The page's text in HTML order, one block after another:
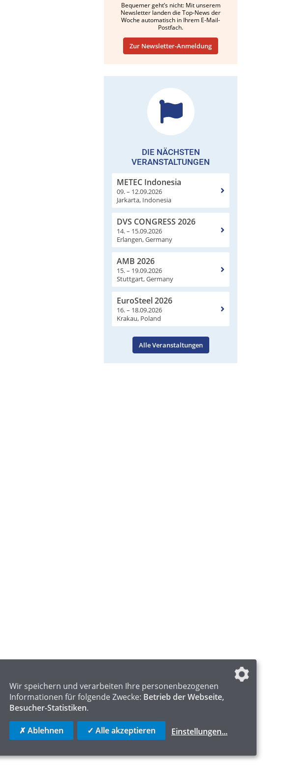
Bequemer geht’s nicht: Mit unserem
Newsletter landen die Top-News der
Woche automatisch in Ihrem E-Mail-
Postfach.
Zur Newsletter-Anmeldung
DIE NÄCHSTEN
VERANSTALTUNGEN
METEC Indonesia
09. – 12.09.2026
Jarkarta, Indonesia
DVS CONGRESS 2026
14. – 15.09.2026
Erlangen, Germany
AMB 2026
15. – 19.09.2026
Stuttgart, Germany
EuroSteel 2026
16. – 18.09.2026
Krakau, Poland
Alle Veranstaltungen
IMPRESSUM FAQ
HOME OF LOGISTICS
Wir speichern und verarbeiten Ihre personenbezogenen
Informationen für folgende Zwecke: Betrieb der Webseite,
Besucher-Statistiken.
✗ Ablehnen ✓ Alle akzeptieren Einstellungen...